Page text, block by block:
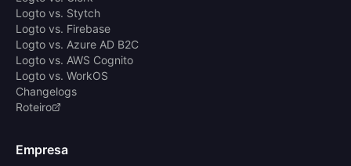
Logto vs. Stytch
Logto vs. Firebase
Logto vs. Azure AD B2C
Logto vs. AWS Cognito
Logto vs. WorkOS
Changelogs
Roteiro
Empresa